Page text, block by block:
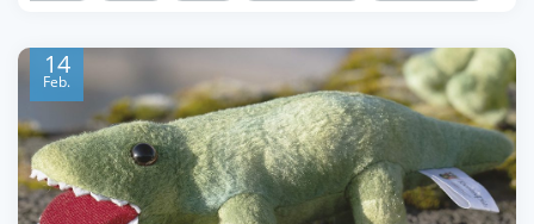
14
Feb.